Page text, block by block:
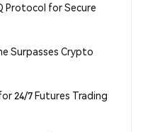
Protocol for Secure
Surpasses Crypto
24/7 Futures Trading